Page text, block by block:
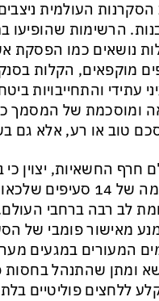
הרשימות שהופיעו
נושאים כמו הפסקת
מוקפאים, הקלות
עתידי והתחייבויות
ומוסכמת של המסמך
טוב או רע, אלא גם
חרף החשאיות, יצוין
רשימה של 14
לב רבה ברחבי
מאישור פומבי של
המעורים במגעים
ומתן שהתנהל בחסות
ללחצים פוליטיים